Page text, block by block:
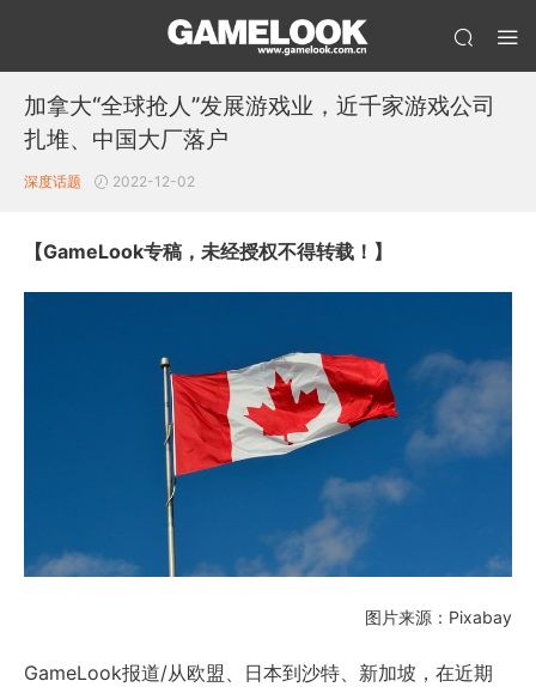
加拿大“全球抢人”发展游戏业，近千家游戏公司
扎堆、中国大厂落户
深度话题 2022-12-02
【GameLook专稿，未经授权不得转载！】
图片来源：Pixabay
GameLook报道/从欧盟、日本到沙特、新加坡，在近期